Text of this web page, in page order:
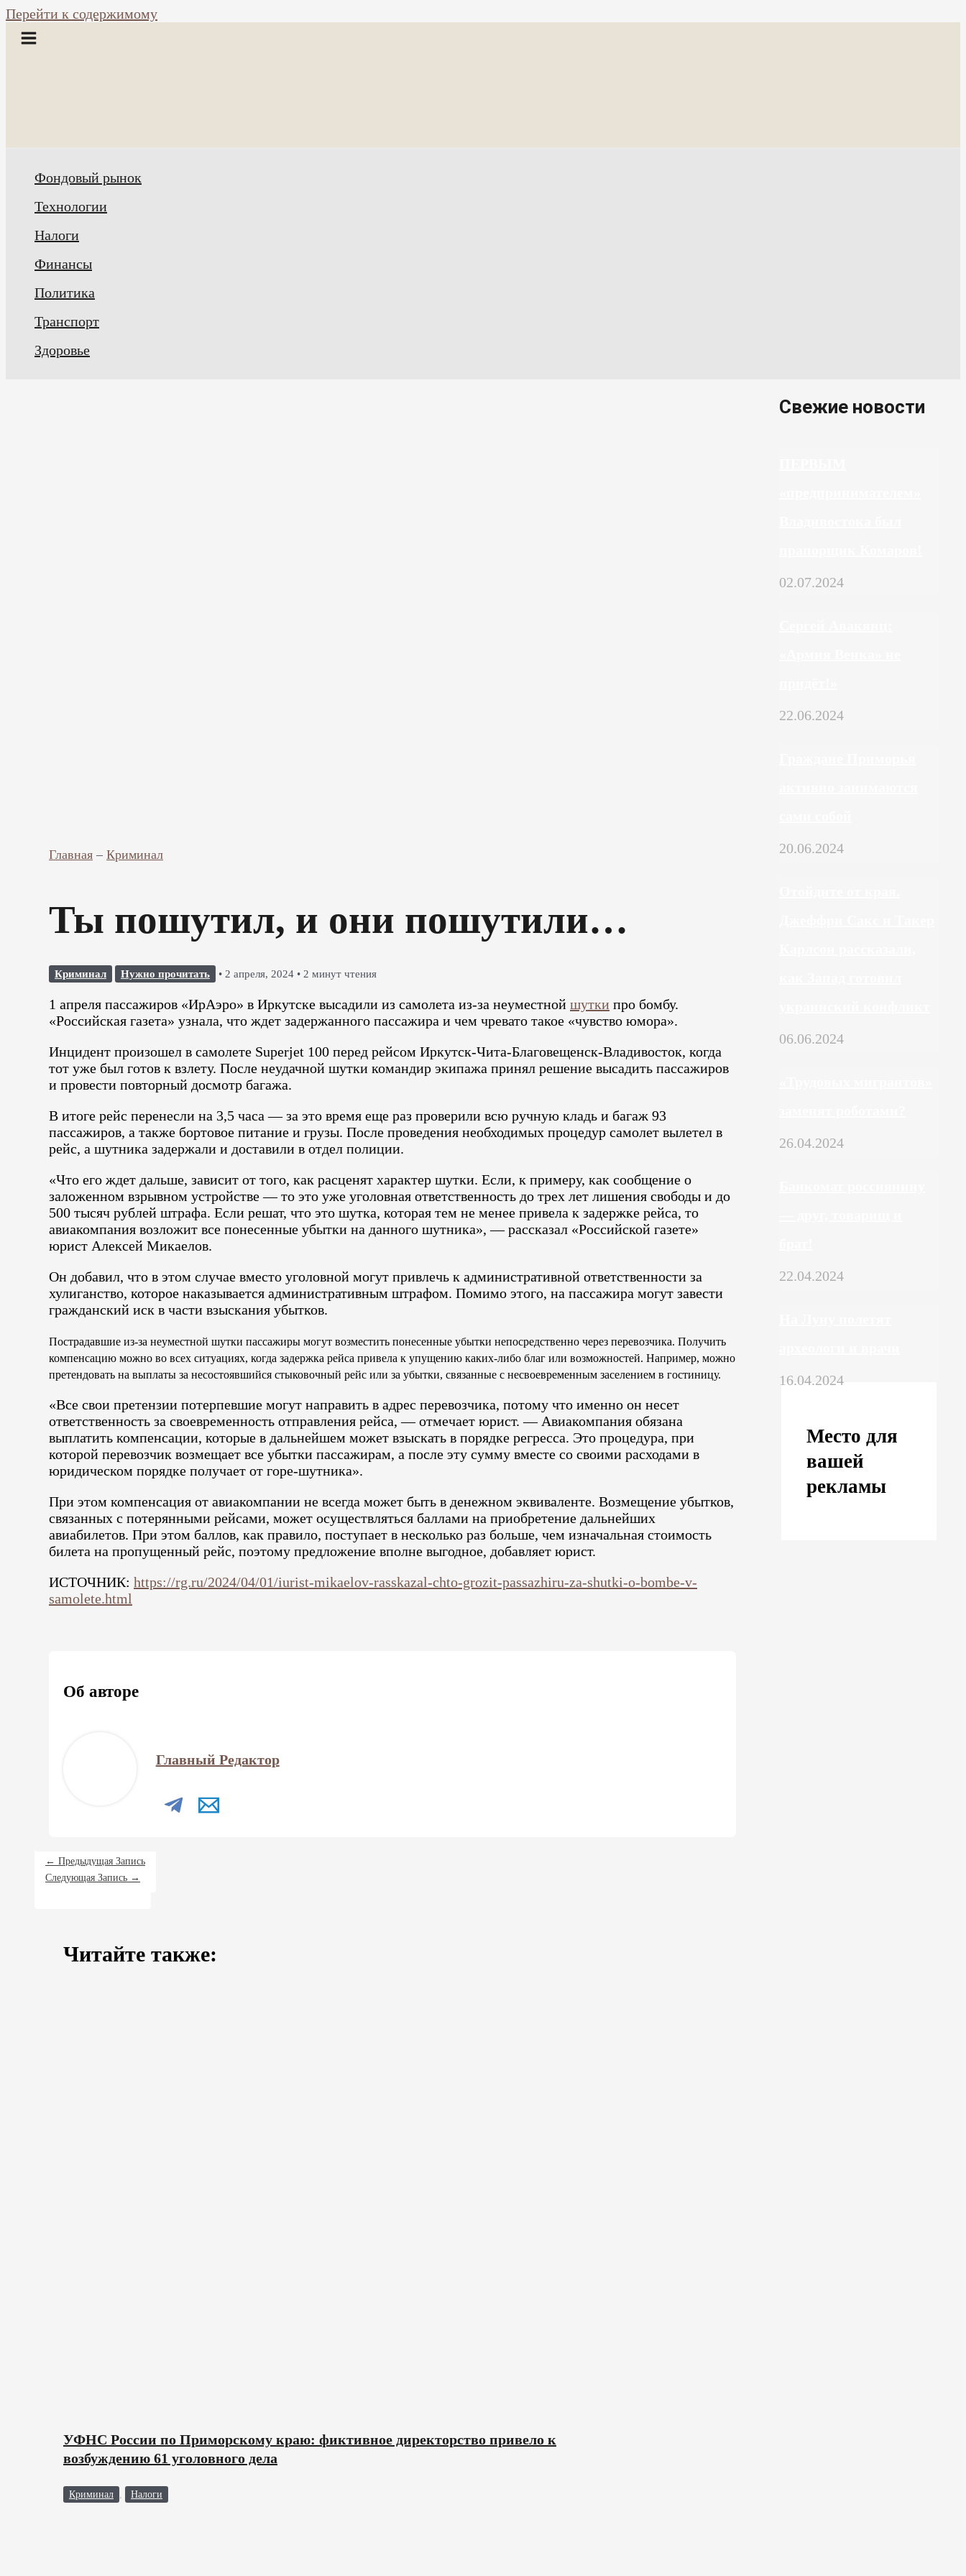
Перейти к содержимому
Фондовый рынок
Технологии
Налоги
Финансы
Политика
Транспорт
Здоровье
Главная – Криминал
Ты пошутил, и они пошутили…
Криминал Нужно прочитать • 2 апреля, 2024 • 2 минут чтения
1 апреля пассажиров «ИрАэро» в Иркутске высадили из самолета из-за неуместной шутки про бомбу.
«Российская газета» узнала, что ждет задержанного пассажира и чем чревато такое «чувство юмора».
Инцидент произошел в самолете Superjet 100 перед рейсом Иркутск-Чита-Благовещенск-Владивосток, когда
тот уже был готов к взлету. После неудачной шутки командир экипажа принял решение высадить пассажиров
и провести повторный досмотр багажа.
В итоге рейс перенесли на 3,5 часа — за это время еще раз проверили всю ручную кладь и багаж 93
пассажиров, а также бортовое питание и грузы. После проведения необходимых процедур самолет вылетел в
рейс, а шутника задержали и доставили в отдел полиции.
«Что его ждет дальше, зависит от того, как расценят характер шутки. Если, к примеру, как сообщение о
заложенном взрывном устройстве — то это уже уголовная ответственность до трех лет лишения свободы и до
500 тысяч рублей штрафа. Если решат, что это шутка, которая тем не менее привела к задержке рейса, то
авиакомпания возложит все понесенные убытки на данного шутника», — рассказал «Российской газете»
юрист Алексей Микаелов.
Он добавил, что в этом случае вместо уголовной могут привлечь к административной ответственности за
хулиганство, которое наказывается административным штрафом. Помимо этого, на пассажира могут завести
гражданский иск в части взыскания убытков.
Пострадавшие из-за неуместной шутки пассажиры могут возместить понесенные убытки непосредственно через перевозчика. Получить
компенсацию можно во всех ситуациях, когда задержка рейса привела к упущению каких-либо благ или возможностей. Например, можно
претендовать на выплаты за несостоявшийся стыковочный рейс или за убытки, связанные с несвоевременным заселением в гостиницу.
«Все свои претензии потерпевшие могут направить в адрес перевозчика, потому что именно он несет
ответственность за своевременность отправления рейса, — отмечает юрист. — Авиакомпания обязана
выплатить компенсации, которые в дальнейшем может взыскать в порядке регресса. Это процедура, при
которой перевозчик возмещает все убытки пассажирам, а после эту сумму вместе со своими расходами в
юридическом порядке получает от горе-шутника».
При этом компенсация от авиакомпании не всегда может быть в денежном эквиваленте. Возмещение убытков,
связанных с потерянными рейсами, может осуществляться баллами на приобретение дальнейших
авиабилетов. При этом баллов, как правило, поступает в несколько раз больше, чем изначальная стоимость
билета на пропущенный рейс, поэтому предложение вполне выгодное, добавляет юрист.
ИСТОЧНИК: https://rg.ru/2024/04/01/iurist-mikaelov-rasskazal-chto-grozit-passazhiru-za-shutki-o-bombe-v-
samolete.html
Об авторе
Главный Редактор
← Предыдущая Запись
Следующая Запись →
Читайте также:
УФНС России по Приморскому краю: фиктивное директорство привело к
возбуждению 61 уголовного дела
Криминал Налоги
Свежие новости
02.07.2024
22.06.2024
20.06.2024
06.06.2024
26.04.2024
22.04.2024
16.04.2024
Место для
вашей
рекламы